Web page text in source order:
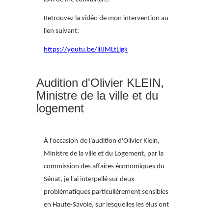
Retrouvez la vidéo de mon intervention au
lien suivant:
https://youtu.be/iiIJMLtLigk
Audition d'Olivier KLEIN,
Ministre de la ville et du
logement
À l'occasion de l'audition d'Olivier Klein,
Ministre de la ville et du Logement, par la
commission des affaires économiques du
Sénat, je l'ai interpellé sur deux
problématiques particulièrement sensibles
en Haute-Savoie, sur lesquelles les élus ont